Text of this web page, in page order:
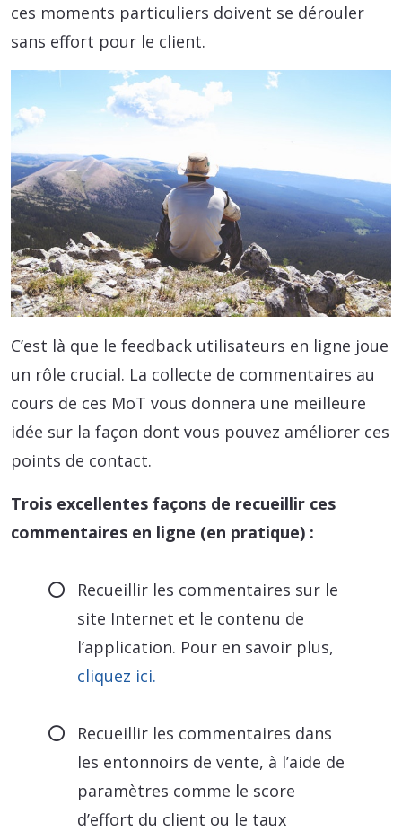
ces moments particuliers doivent se dérouler
sans effort pour le client.
C’est là que le feedback utilisateurs en ligne joue
un rôle crucial. La collecte de commentaires au
cours de ces MoT vous donnera une meilleure
idée sur la façon dont vous pouvez améliorer ces
points de contact.
Trois excellentes façons de recueillir ces
commentaires en ligne (en pratique) :
Recueillir les commentaires sur le
site Internet et le contenu de
l’application. Pour en savoir plus,
cliquez ici.
Recueillir les commentaires dans
les entonnoirs de vente, à l’aide de
paramètres comme le score
d’effort du client ou le taux